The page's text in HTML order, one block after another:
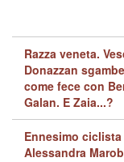
Razza veneta.
Donazzan
come fece con
Galan. E Zaia...?
Ennesimo
Alessandra